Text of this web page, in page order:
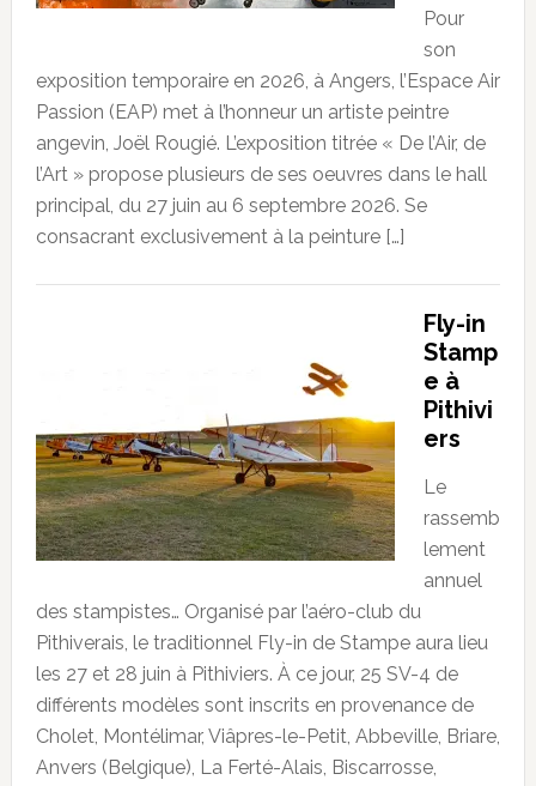
Pour
son
exposition temporaire en 2026, à Angers, l’Espace Air
Passion (EAP) met à l’honneur un artiste peintre
angevin, Joël Rougié. L’exposition titrée « De l’Air, de
l’Art » propose plusieurs de ses oeuvres dans le hall
principal, du 27 juin au 6 septembre 2026. Se
consacrant exclusivement à la peinture […]
Fly-in
Stamp
e à
Pithivi
ers
Le
rassemb
lement
annuel
des stampistes… Organisé par l’aéro-club du
Pithiverais, le traditionnel Fly-in de Stampe aura lieu
les 27 et 28 juin à Pithiviers. À ce jour, 25 SV-4 de
différents modèles sont inscrits en provenance de
Cholet, Montélimar, Viâpres-le-Petit, Abbeville, Briare,
Anvers (Belgique), La Ferté-Alais, Biscarrosse,